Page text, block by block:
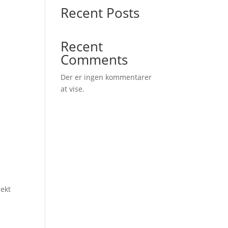
Recent Posts
Recent
Comments
Der er ingen kommentarer
at vise.